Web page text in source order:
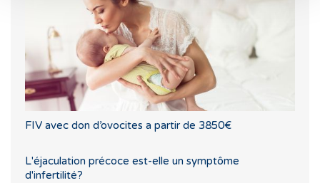
FIV avec don d’ovocites a partir de 3850€
L'éjaculation précoce est-elle un symptôme
d'infertilité?